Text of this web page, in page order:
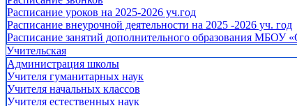
Расписание уроков на 2025-2026 уч.год
Расписание внеурочной деятельности на 2025 -2026 уч. год
Расписание занятий дополнительного образования
Учительская
Администрация школы
Учителя гуманитарных наук
Учителя начальных классов
Учителя естественных наук